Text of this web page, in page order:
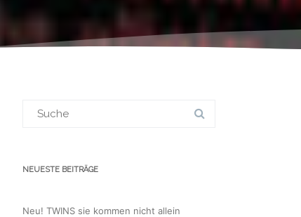
für:
NEUESTE BEITRÄGE
Neu! TWINS sie kommen nicht allein